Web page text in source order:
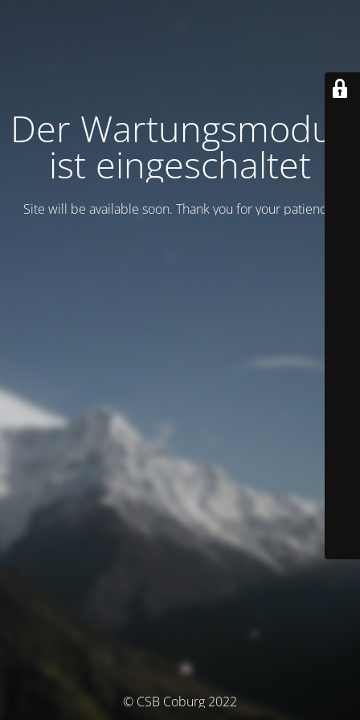
Der Wartungsmodus
ist eingeschaltet
Site will be available soon. Thank you for your patience!
© CSB Coburg 2022